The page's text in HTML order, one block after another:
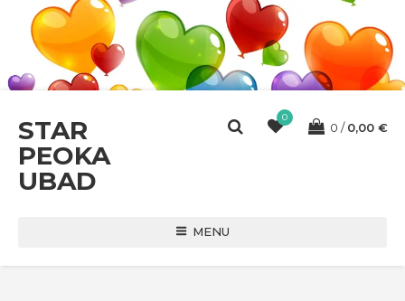
STAR
PEOKA
UBAD
0
0 0,00 €
MENU